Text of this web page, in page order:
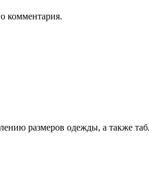
комментария.
размеров одежды, а также